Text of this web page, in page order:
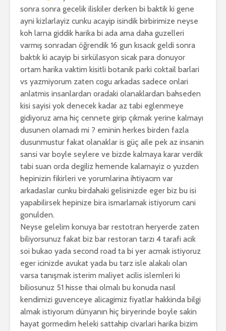
sonra sonra gecelik iliskiler derken bi baktik ki gene
ayni kizlarlayiz cunku acayip isindik birbirimize neyse
koh larna giddik harika bi ada ama daha guzelleri
varmış sonradan öğrendik 16 gun kısacık geldi sonra
baktık ki acayip bi sirkülasyon sicak para donuyor
ortam harika vaktim kisitli botanik parki coktail barlari
vs yazmiyorum zaten cogu arkadas sadece onlari
anlatmis insanlardan oradaki olanaklardan bahseden
kisi sayisi yok denecek kadar az tabi eglenmeye
gidiyoruz ama hiç cennete girip çıkmak yerine kalmayı
dusunen olamadı mi ? eminin herkes birden fazla
dusunmustur fakat olanaklar is güç aile pek az insanin
sansi var boyle seylere ve bizde kalmaya karar verdik
tabi suan orda degiliz hemende kalamayiz o yuzden
hepinizin fikirleri ve yorumlarina ihtiyacım var
arkadaslar cunku birdahaki gelisinizde eger biz bu isi
yapabilirsek hepinize bira ismarlamak istiyorum cani
gonulden.
Neyse gelelim konuya bar restotran heryerde zaten
biliyorsunuz fakat biz bar restoran tarzı 4 tarafi acik
soi bukao yada second road ta bi yer acmak istiyoruz
eger icinizde avukat yada bu tarz isle alakalı olan
varsa tanışmak isterim maliyet acilis islemleri ki
biliosunuz 51 hisse thai olmalı bu konuda nasıl
kendimizi guvenceye alicagimiz fiyatlar hakkinda bilgi
almak istiyorum dünyanın hiç biryerinde boyle sakin
hayat gormedim heleki sattahip civarlari harika bizim